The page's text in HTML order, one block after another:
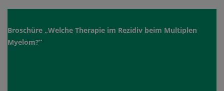
Broschüre „Welche Therapie im Rezidiv beim Multiplen
Myelom?“